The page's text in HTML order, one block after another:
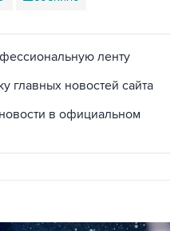
ленту
главных новостей сайта
в официальном